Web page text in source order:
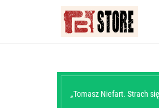
„Tomasz Niefart. Strach